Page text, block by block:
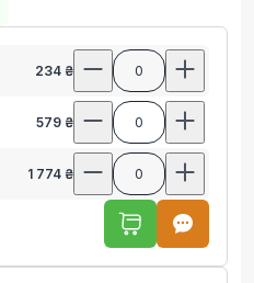
234 ₴ 0
579 ₴ 0
1 774 ₴ 0